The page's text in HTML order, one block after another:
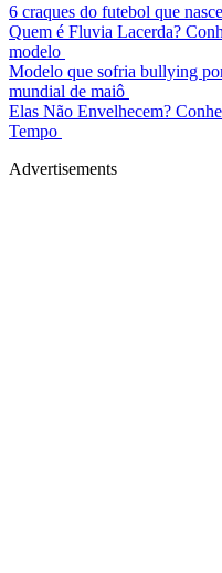
6 craques do futebol que
Quem é Fluvia Lacerda?
modelo
Modelo que sofria bullying
mundial de maiô
Elas Não Envelhecem?
Tempo
Advertisements